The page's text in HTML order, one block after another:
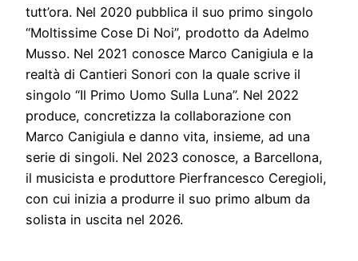
tutt’ora. Nel 2020 pubblica il suo primo singolo
“Moltissime Cose Di Noi”, prodotto da Adelmo
Musso. Nel 2021 conosce Marco Canigiula e la
realtà di Cantieri Sonori con la quale scrive il
singolo “Il Primo Uomo Sulla Luna”. Nel 2022
produce, concretizza la collaborazione con
Marco Canigiula e danno vita, insieme, ad una
serie di singoli. Nel 2023 conosce, a Barcellona,
il musicista e produttore Pierfrancesco Ceregioli,
con cui inizia a produrre il suo primo album da
solista in uscita nel 2026.